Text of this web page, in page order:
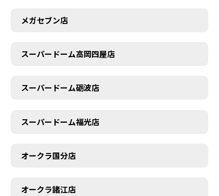
メガセブン店
スーパードーム高岡四屋店
スーパードーム砺波店
スーパードーム福光店
オークラ国分店
オークラ諸江店